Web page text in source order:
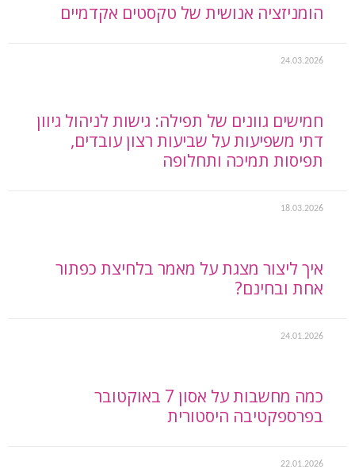
הומניזציה אנושית של טקסטים אקדמיים
24.03.2026
חמישים גוונים של תפילה: גישות לניהול גיוון
דתי משפיעות על שביעות רצון עובדים,
תפיסות תמיכה ותחלופה
18.03.2026
איך ליצור מצגת על מאמר בלחיצת כפתור
אחת ובחינם?
24.01.2026
כמה מחשבות על אסון 7 באוקטובר
בפרספקטיבה היסטורית
22.01.2026